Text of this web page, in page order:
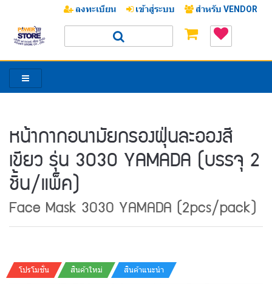
ลงทะเบียน เข้าสู่ระบบ สำหรับ VENDOR
หน้ากากอนามัยกรองฝุ่นละอองสี
เขียว รุ่น 3030 YAMADA (บรรจุ 2
ชิ้น/แพ็ค)
Face Mask 3030 YAMADA (2pcs/pack)
โปรโมชั่น สินค้าใหม่ สินค้าแนะนำ